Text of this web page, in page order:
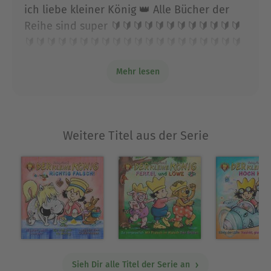
ich liebe kleiner König 👑 Alle Bücher der
Reihe sind super 🔰🔰🔰🔰🔰🔰🔰🔰🔰🔰🔰🔰
😂😃😄😅😆😉😍😛😜😝😋😘😎😎😎😻😹😽💏
Mehr lesen
Weitere Titel aus der Serie
Sieh Dir alle Titel der Serie an